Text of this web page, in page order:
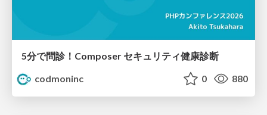
5分で問診！Composer セキュリティ健康診断
codmoninc
0 880